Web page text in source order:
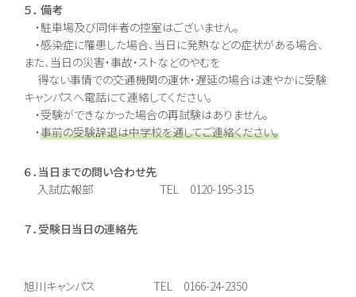
５． 備考
・駐車場及び同伴者の控室はございません。
・感染症に罹患した場合、当日に発熱などの症状がある場合、
また、当日の災害・事故・ストなどのやむを
得ない事情での交通機関の運休・遅延の場合は速やかに受験
キャンパスへ電話にて連絡してください。
・受験ができなかった場合の再試験はありません。
・事前の受験辞退は中学校を通してご連絡ください。
６．当日までの問い合わせ先
入試広報部 TEL 0120-195-315
７．受験日当日の連絡先
旭川キャンパス TEL 0166-24-2350